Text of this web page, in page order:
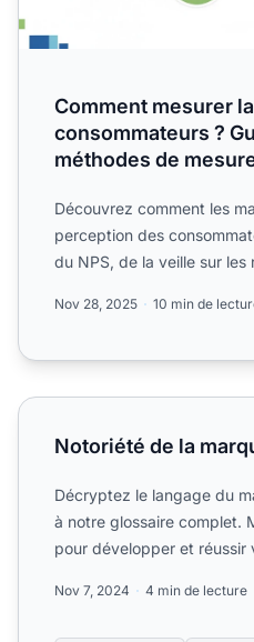
Comment mesurer
consommateurs ?
méthodes de
Découvrez comment les
perception des
du NPS, de la veille sur les
Nov 28, 2025 10 min de
Notoriété de la marque
Notoriété de la
Décryptez le langage du
à notre glossaire complet.
pour développer et réussir
Nov 7, 2024 4 min de lecture